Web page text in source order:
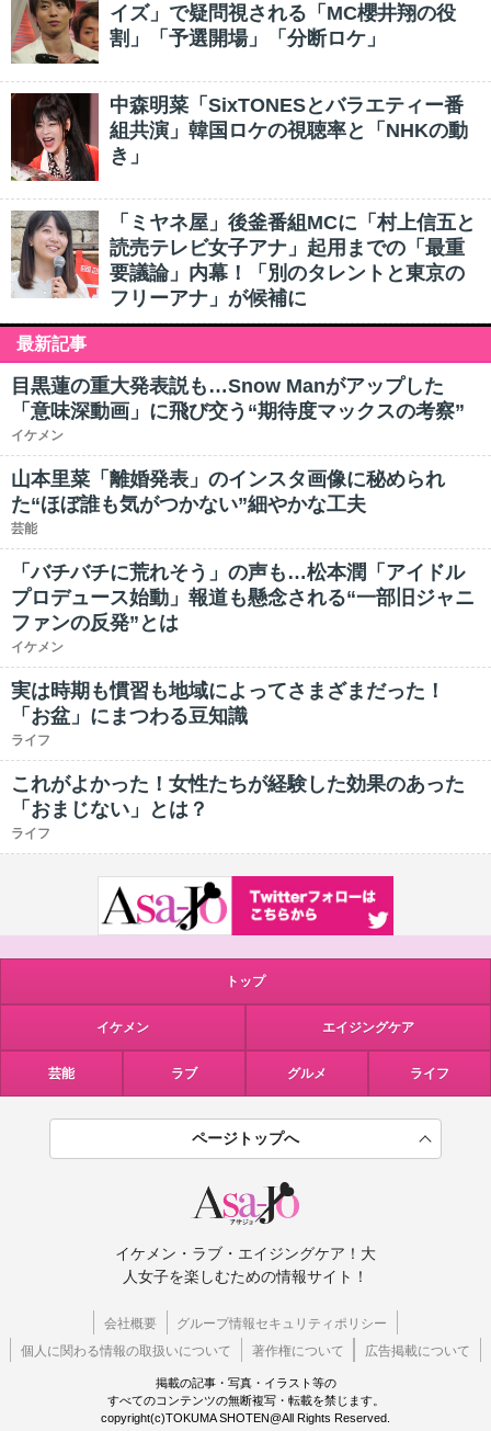
イズ」で疑問視される「MC櫻井翔の役
割」「予選開場」「分断ロケ」
中森明菜「SixTONESとバラエティー番
組共演」韓国ロケの視聴率と「NHKの動
き」
「ミヤネ屋」後釜番組MCに「村上信五と
読売テレビ女子アナ」起用までの「最重
要議論」内幕！「別のタレントと東京の
フリーアナ」が候補に
最新記事
目黒蓮の重大発表説も…Snow Manがアップした
「意味深動画」に飛び交う“期待度マックスの考察”
イケメン
山本里菜「離婚発表」のインスタ画像に秘められ
た“ほぼ誰も気がつかない”細やかな工夫
芸能
「バチバチに荒れそう」の声も…松本潤「アイドル
プロデュース始動」報道も懸念される“一部旧ジャニ
ファンの反発”とは
イケメン
実は時期も慣習も地域によってさまざまだった！
「お盆」にまつわる豆知識
ライフ
これがよかった！女性たちが経験した効果のあった
「おまじない」とは？
ライフ
トップ
イケメン エイジングケア
芸能 ラブ グルメ ライフ
ページトップへ
イケメン・ラブ・エイジングケア！大
人女子を楽しむための情報サイト！
会社概要
グループ情報セキュリティポリシー
個人に関わる情報の取扱いについて
著作権について 広告掲載について
掲載の記事・写真・イラスト等の
すべてのコンテンツの無断複写・転載を禁じます。
copyright(c)TOKUMA SHOTEN@All Rights Reserved.